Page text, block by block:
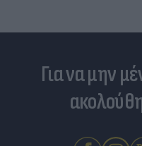
Για να μην